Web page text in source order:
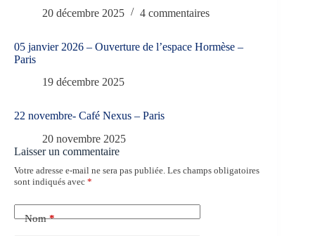
20 décembre 2025
4 commentaires
05 janvier 2026 – Ouverture de l’espace Hormèse –
Paris
19 décembre 2025
22 novembre- Café Nexus – Paris
20 novembre 2025
Laisser un commentaire
Votre adresse e-mail ne sera pas publiée. Les champs obligatoires
sont indiqués avec *
Nom*